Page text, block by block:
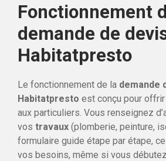
Fonctionnement
demande de
Habitatpresto
Le fonctionnement de la demande
Habitatpresto est conçu pour
aux particuliers. Vous renseignez
vos travaux (plomberie, peinture,
formulaire guide étape par étape,
vos besoins, même si vous